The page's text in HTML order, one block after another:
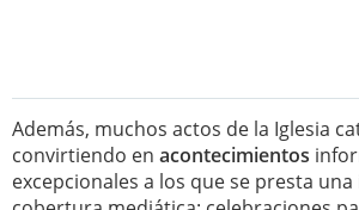
Además, muchos actos de la Iglesia
convirtiendo en acontecimientos
excepcionales a los que se presta